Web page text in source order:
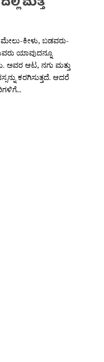
ಮೇಲು-ಕೀಳು, ಬಡವರು-
ಯಾವುದನ್ನೂ
ಅವರ ಆಟ, ನಗು ಮತ್ತು
ಕರಗಿಸುತ್ತದೆ. ಆದರೆ